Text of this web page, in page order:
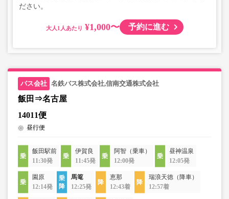
ださい。
大人 ¥1,000〜 予約に進む
名鉄バス株式会社,信南交通株式会社
飯田⇒名古屋
14011便
昼行便
飯田駅前
11:30発
伊賀良
11:45発
阿智（乗車）
12:00発
昼神温泉
12:05発
園原
12:14発
馬篭
12:25発
恵那
12:43着
瑞浪天徳（降車）
12:57着